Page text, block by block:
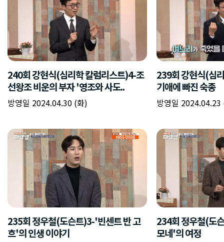
240회 강현식(심리학 칼럼리스트)4-조
선왕조 비운의 부자 '영조와 사도..
방영일 2024.04.30 (화)
239회 강현식(심
기애에 빠진 숙종
방영일 2024.04.23
235회 정우철(도슨트)3-'빈센트 반 고
흐'의 인생 이야기
234회 정우철(도
모네'의 여정